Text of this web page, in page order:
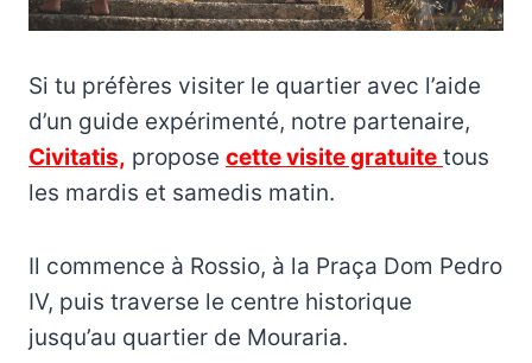
Si tu préfères visiter le quartier avec l’aide
d’un guide expérimenté, notre partenaire,
Civitatis, propose cette visite gratuite tous
les mardis et samedis matin.
Il commence à Rossio, à la Praça Dom Pedro
IV, puis traverse le centre historique
jusqu’au quartier de Mouraria.